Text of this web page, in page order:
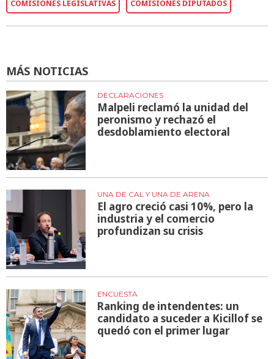
COMISIONES LEGISLATIVAS COMISIONES DIPUTADOS
MÁS NOTICIAS
DECLARACIONES
Malpeli reclamó la unidad del
peronismo y rechazó el
desdoblamiento electoral
UNA DE CAL Y UNA DE ARENA
El agro creció casi 10%, pero la
industria y el comercio
profundizan su crisis
ENCUESTA
Ranking de intendentes: un
candidato a suceder a Kicillof se
quedó con el primer lugar